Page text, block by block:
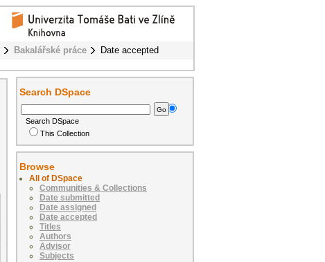
Bakalářské práce Date accepted
Search DSpace
Search DSpace
This Collection
Browse
All of DSpace
Communities & Collections
Date submitted
Date assigned
Date accepted
Titles
Authors
Advisor
Subjects